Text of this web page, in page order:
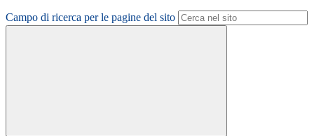
Campo di ricerca per le pagine del sito